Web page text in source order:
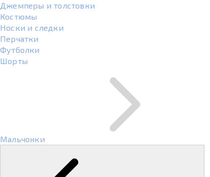
Джемперы и толстовки
Костюмы
Носки и следки
Перчатки
Футболки
Шорты
Мальчонки